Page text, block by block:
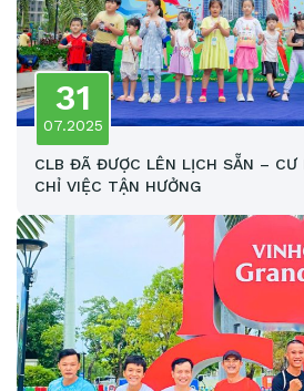
31
07.2025
CLB ĐÃ ĐƯỢC LÊN LỊCH SẴN – CƯ
CHỈ VIỆC TẬN HƯỞNG